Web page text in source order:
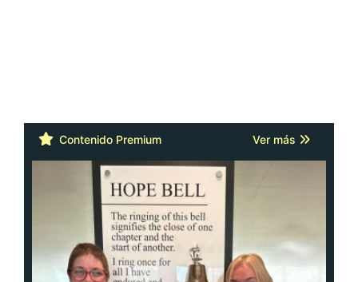
Contenido Premium Ver más